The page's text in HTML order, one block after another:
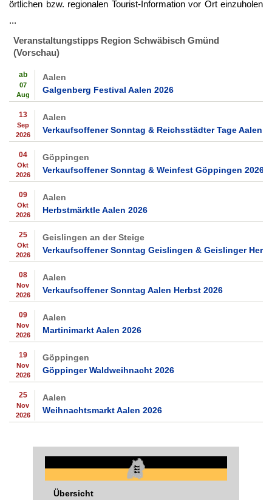
örtlichen bzw. regionalen Tourist-Information vor Ort einzuholen
...
Veranstaltungstipps Region Schwäbisch Gmünd
(Vorschau)
ab
07
Aug
Aalen
Galgenberg Festival Aalen 2026
13
Sep
2026
Aalen
Verkaufsoffener Sonntag & Reichsstädter Tage Aalen
04
Okt
2026
Göppingen
Verkaufsoffener Sonntag & Weinfest Göppingen 2026
09
Okt
2026
Aalen
Herbstmärktle Aalen 2026
25
Okt
2026
Geislingen an der Steige
Verkaufsoffener Sonntag Geislingen & Geislinger
08
Nov
2026
Aalen
Verkaufsoffener Sonntag Aalen Herbst 2026
09
Nov
2026
Aalen
Martinimarkt Aalen 2026
19
Nov
2026
Göppingen
Göppinger Waldweihnacht 2026
25
Nov
2026
Aalen
Weihnachtsmarkt Aalen 2026
Übersicht